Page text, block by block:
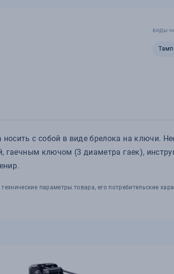
ВИДЫ
с собой в виде брелока на ключи.
ключом (3 диаметра гаек),
параметры товара, его потребительские